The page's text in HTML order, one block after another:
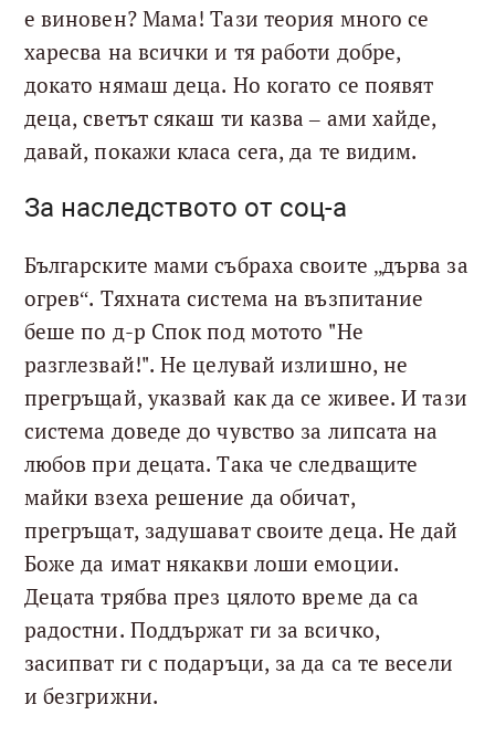
е виновен? Мама! Тази теория много се
харесва на всички и тя работи добре,
докато нямаш деца. Но когато се появят
деца, светът сякаш ти казва – ами хайде,
давай, покажи класа сега, да те видим.
За наследството от соц-а
Българските мами събраха своите „дърва за
огрев“. Тяхната система на възпитание
беше по д-р Спок под мотото "Не
разглезвай!". Не целувай излишно, не
прегръщай, указвай как да се живее. И тази
система доведе до чувство за липсата на
любов при децата. Така че следващите
майки взеха решение да обичат,
прегръщат, задушават своите деца. Не дай
Боже да имат някакви лоши емоции.
Децата трябва през цялото време да са
радостни. Поддържат ги за всичко,
засипват ги с подаръци, за да са те весели
и безгрижни.